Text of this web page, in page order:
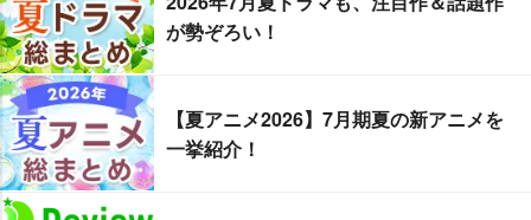
が勢ぞろい！
【夏アニメ2026】7月期夏の新アニメを
一挙紹介！